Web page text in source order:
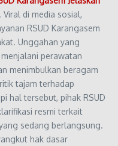
. Viral di media sosial,
RSUD Karangasem
Unggahan yang
perawatan
menimbulkan beragam
tajam terhadap
hal tersebut, pihak RSUD
resmi terkait
sedang berlangsung.
hak dasar